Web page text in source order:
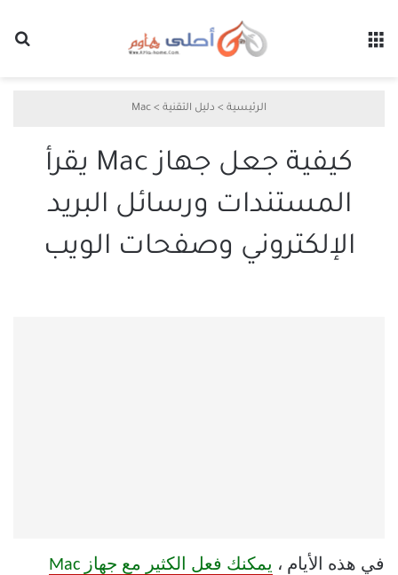
الرئيسية > دليل التقنية >
Mac
كيفية جعل جهاز Mac يقرأ
المستندات ورسائل البريد
الإلكتروني وصفحات الويب
في هذه الأيام ، يمكنك فعل الكثير مع جهاز Mac